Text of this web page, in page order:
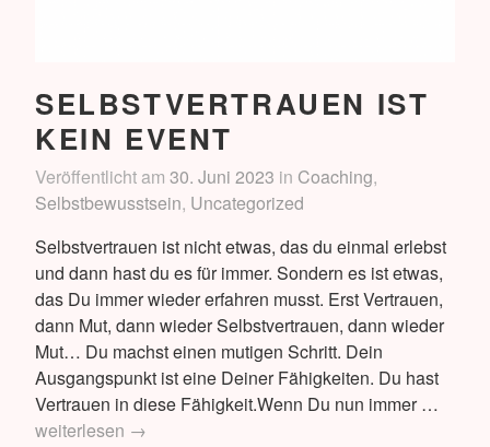
SELBSTVERTRAUEN IST
KEIN EVENT
Veröffentlicht am 30. Juni 2023 in Coaching,
Selbstbewusstsein, Uncategorized
Selbstvertrauen ist nicht etwas, das du einmal erlebst
und dann hast du es für immer. Sondern es ist etwas,
das Du immer wieder erfahren musst. Erst Vertrauen,
dann Mut, dann wieder Selbstvertrauen, dann wieder
Mut… Du machst einen mutigen Schritt. Dein
Ausgangspunkt ist eine Deiner Fähigkeiten. Du hast
Vertrauen in diese Fähigkeit.Wenn Du nun immer …
weiterlesen →